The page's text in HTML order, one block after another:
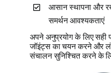
आसान स्थापना और
समर्थन आवश्यकताएं
अपने अनुप्रयोग के लिए सही
जॉइंट्स का चयन करने और
संचालन सुनिश्चित करने के